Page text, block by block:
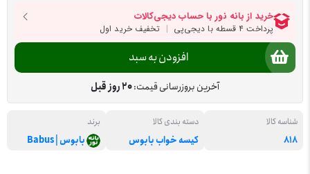
افزودن به سبد
آخرین بروزرسانی قیمت:20 روز قبل
شناسه کالا
818
دسته بندی کالا
کیسه خواب بابوس
برند
بابوس | Babus